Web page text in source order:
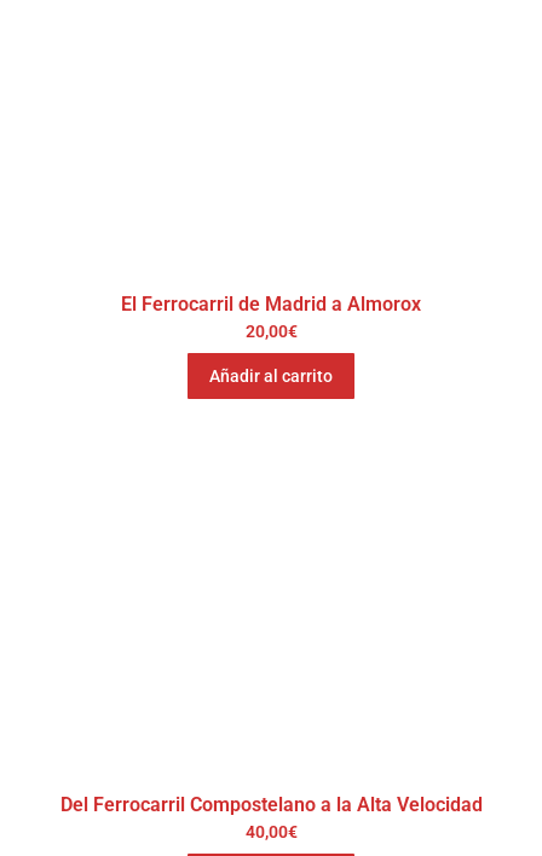
El Ferrocarril de Madrid a Almorox
20,00€
Añadir al carrito
Del Ferrocarril Compostelano a la Alta Velocidad
40,00€